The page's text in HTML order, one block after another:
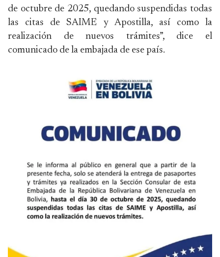
de octubre de 2025, quedando suspendidas todas
las citas de SAIME y Apostilla, así como la
realización de nuevos trámites”, dice el
comunicado de la embajada de ese país.